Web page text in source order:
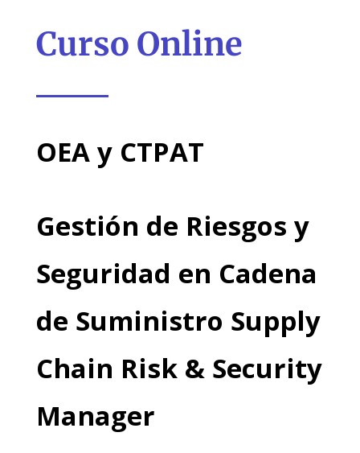
Curso Online
OEA y CTPAT
Gestión de Riesgos y
Seguridad en Cadena
de Suministro Supply
Chain Risk & Security
Manager